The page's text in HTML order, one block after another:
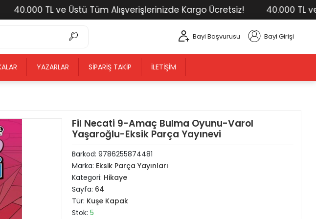
40.000 TL ve Üstü Tüm Alışverişlerinizde Kargo Ücretsiz! 40.000 TL ve
Bayi Başvurusu Bayi Girişi
YAZARLAR SIPARIŞ TAKIP İLETIŞIM
Fil Necati 9-Amaç Bulma Oyunu-Varol
Yaşaroğlu-Eksik Parça Yayınevi
Barkod: 9786255874481
Marka: Eksik Parça Yayınları
Kategori: Hikaye
Sayfa: 64
Tür: Kuşe Kapak
Stok: 5